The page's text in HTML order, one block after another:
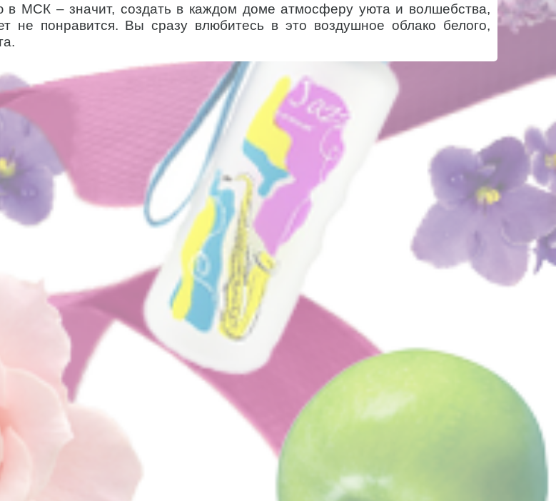
в МСК – значит, создать в каждом доме атмосферу уюта и волшебства,
не понравится. Вы сразу влюбитесь в это воздушное облако белого,